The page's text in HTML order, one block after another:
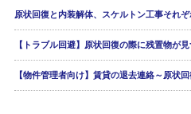
原状回復と内装解体、スケルトン工事それ
【トラブル回避】原状回復の際に残置物が
【物件管理者向け】賃貸の退去連絡～原状